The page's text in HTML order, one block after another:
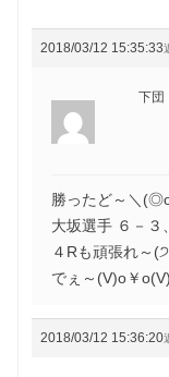
2018/03/12 15:35:33
下団
勝ったど～＼
大坂選手 ６－３
４Rも頑張れ～
でぇ～(V)o￥o(V)
2018/03/12 15:36:20